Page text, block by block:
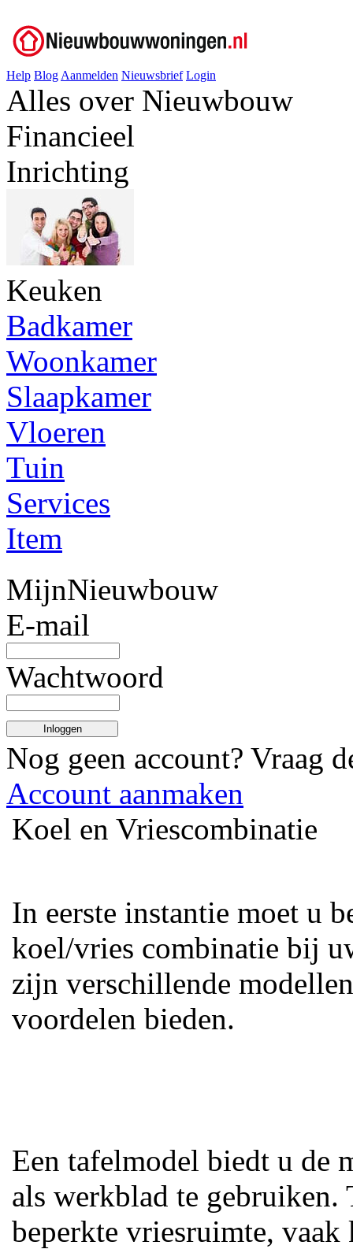
Help Blog Aanmelden Nieuwsbrief Login
Alles over Nieuwbouw
Financieel
Inrichting
Keuken
Badkamer
Woonkamer
Slaapkamer
Vloeren
Tuin
Services
Item
MijnNieuwbouw
E-mail
Wachtwoord
Inloggen
Nog geen account? Vraag
Account aanmaken
Koel en Vriescombinatie
In eerste instantie moet u
koel/vries combinatie bij
zijn verschillende
voordelen bieden.
Een tafelmodel biedt u de
als werkblad te gebruiken.
beperkte vriesruimte,